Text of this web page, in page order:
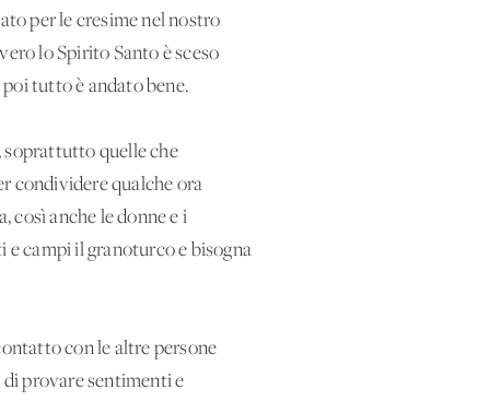
per le cresime nel nostro
lo Spirito Santo è sceso
tutto è andato bene.
soprattutto quelle che
condividere qualche ora
così anche le donne e i
campi il granoturco e bisogna
con le altre persone
di provare sentimenti e